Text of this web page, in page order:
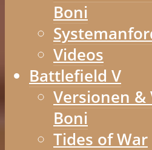
Boni
Videos
Battlefield V
Versionen &
Boni
Tides of War